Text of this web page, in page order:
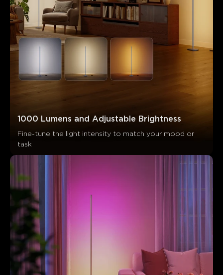
1000 Lumens and Adjustable Brightness
Fine-tune the light intensity to match your mood or
task
Los clientes mencionanPositivoNegativo
Resumen：
Generado por IA a partir del texto de las reseñas de los
clientes